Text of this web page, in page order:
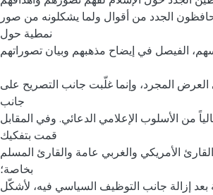
الجدد من أقوال ولما يشكلونه من صور
نمطية حول
الفيصل في إيضاح مذهبهم وبيان تصوراتهم.
المجرد، وإنما غلّبت جانب التصريح على
جانب
من الأسلوب الإعلامي الدعائي. وفي المقابل
قمت بتفكيك
الأمريكي والغربي عامة والقارئ المسلم
بخاصة؛
بعد إزالة جانب التوظيف السياسي فيه، لأشكّل